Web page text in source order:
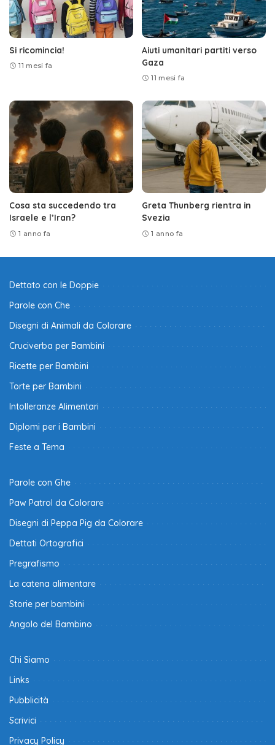
Si ricomincia!
11 mesi fa
Aiuti umanitari partiti verso
Gaza
11 mesi fa
Cosa sta succedendo tra
Israele e l’Iran?
1 anno fa
Greta Thunberg rientra in
Svezia
1 anno fa
Dettato con le Doppie
Parole con Che
Disegni di Animali da Colorare
Cruciverba per Bambini
Ricette per Bambini
Torte per Bambini
Intolleranze Alimentari
Diplomi per i Bambini
Feste a Tema
Parole con Ghe
Paw Patrol da Colorare
Disegni di Peppa Pig da Colorare
Dettati Ortografici
Pregrafismo
La catena alimentare
Storie per bambini
Angolo del Bambino
Chi Siamo
Links
Pubblicità
Scrivici
Privacy Policy